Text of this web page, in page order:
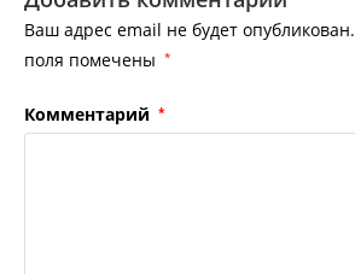
Ваш адрес email не будет опубликован.
поля помечены *
Комментарий *